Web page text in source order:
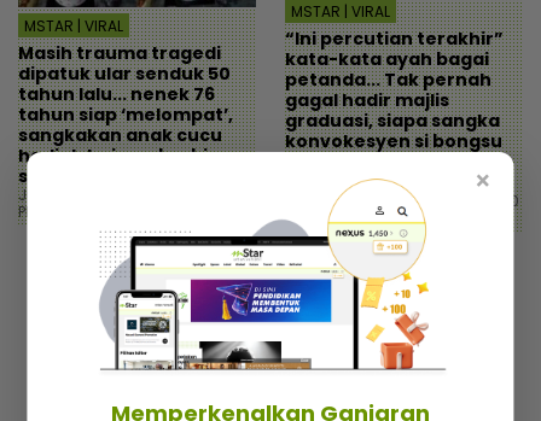
MSTAR | VIRAL
Masih trauma tragedi
dipatuk ular senduk 50
tahun lalu... nenek 76
tahun siap ‘melompat’,
sangkakan anak cucu
hadiah haiwan berbisa
sempena hari lahir!
Jumaat, 19 November 2021 3:30
PM
MSTAR | VIRAL
“Ini percutian terakhir”
kata-kata ayah bagai
petanda... Tak pernah
gagal hadir majlis
graduasi, siapa sangka
konvokesyen si bongsu
pengganti diri
Jumaat, 19 November 2021 12:00
PM
×
Memperkenalkan Ganjaran